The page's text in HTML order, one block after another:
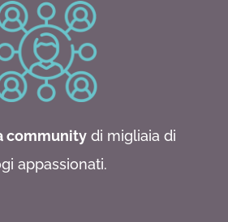
community di migliaia di
appassionati.